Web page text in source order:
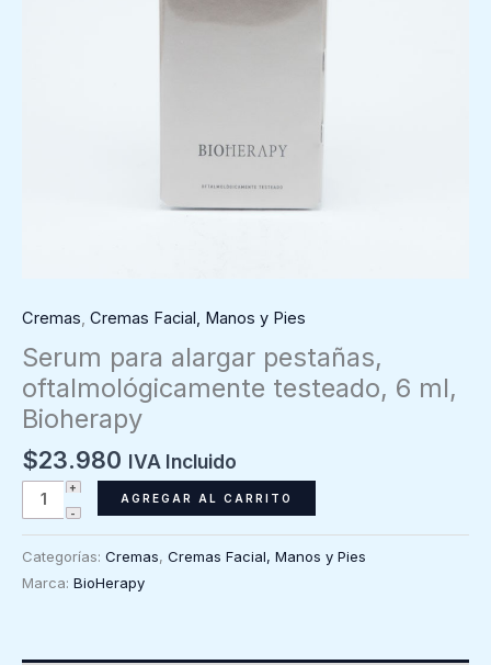
Cremas, Cremas Facial, Manos y Pies
Serum para alargar pestañas,
oftalmológicamente testeado, 6 ml,
Bioherapy
$23.980 IVA Incluido
Serum
para
pestañas,
oftalmológicamente
AGREGAR AL CARRITO
Categorías: Cremas, Cremas Facial, Manos y Pies
Marca: BioHerapy